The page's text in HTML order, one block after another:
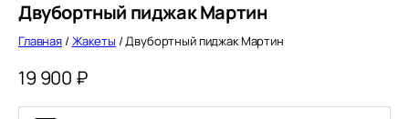
Двубортный пиджак Мартин
Главная / Жакеты / Двубортный пиджак Мартин
19 900 ₽